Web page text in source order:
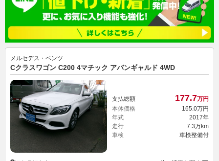
メルセデス・ベンツ
Cクラスワゴン C200 4マチック アバンギャルド 4WD
支払総額 177.7万円
本体価格
165.0万円
年式
2017年
走行
7.3万km
車検
車検整備付